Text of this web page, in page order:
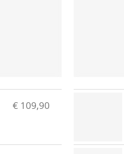
€ 109,90